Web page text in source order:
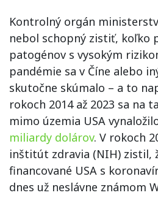
Kontrolný orgán
nebol schopný zistiť, koľko
patogénov s vysokým
pandémie sa v Číne alebo
skutočne skúmalo – a to
rokoch 2014 až 2023 sa na
mimo územia USA
miliardy dolárov. V rokoch
inštitút zdravia (NIH) zistil,
financované USA s
dnes už neslávne známom